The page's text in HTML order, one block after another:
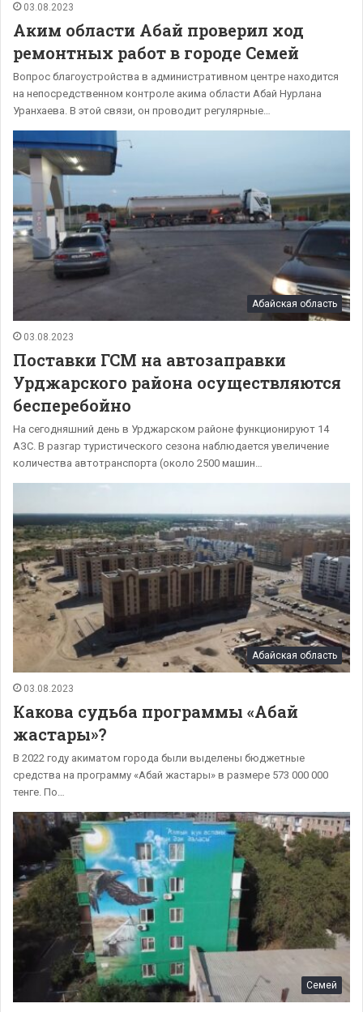
03.08.2023
Аким области Абай проверил ход
ремонтных работ в городе Семей
Вопрос благоустройства в административном центре находится
на непосредственном контроле акима области Абай Нурлана
Уранхаева. В этой связи, он проводит регулярные…
Абайская область
03.08.2023
Поставки ГСМ на автозаправки
Урджарского района осуществляются
бесперебойно
На сегодняшний день в Урджарском районе функционируют 14
АЗС. В разгар туристического сезона наблюдается увеличение
количества автотранспорта (около 2500 машин…
Абайская область
03.08.2023
Какова судьба программы «Абай
жастары»?
В 2022 году акиматом города были выделены бюджетные
средства на программу «Абай жастары» в размере 573 000 000
тенге. По…
Семей